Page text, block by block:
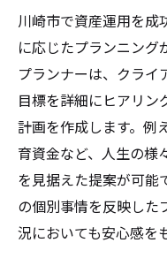
川崎市で資産運用を成
に応じたプランニング
プランナーは、クライ
目標を詳細にヒアリン
計画を作成します。例
育資金など、人生の様
を見据えた提案が可能
の個別事情を反映した
況においても安心感を